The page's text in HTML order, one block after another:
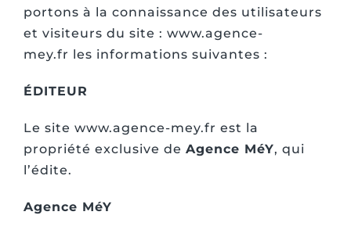
portons à la connaissance des utilisateurs
et visiteurs du site : www.agence-
mey.fr les informations suivantes :
ÉDITEUR
Le site www.agence-mey.fr est la
propriété exclusive de Agence MéY, qui
l’édite.
Agence MéY